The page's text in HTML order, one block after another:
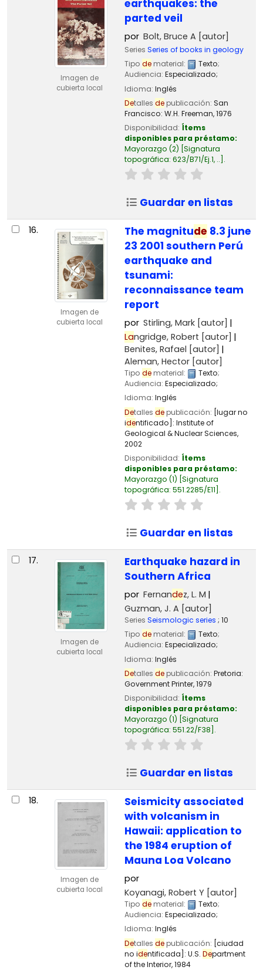
Imagen de
cubierta local
earthquakes: the
parted veil
por Bolt, Bruce A [autor]
Series Series of books in geology
Tipo dematerial: Texto;
Audiencia: Especializado;
Idioma: Inglés
Detalles depublicación: San
Francisco: W.H. Freeman,1976
Disponibilidad: Ítems
disponibles para préstamo:
Mayorazgo (2) Signatura
topográfica: 623/B71/Ej.1, .. .
Guardar en listas
16.
Imagen de
cubierta local
The magnitude 8.3 june
23 2001 southern Perú
earthquake and
tsunami:
reconnaissance team
report
por Stirling, Mark[autor]
Langridge, Robert [autor]
Benites, Rafael [autor]
Aleman, Hector[autor]
Tipo dematerial: Texto;
Audiencia: Especializado;
Idioma: Inglés
Detalles depublicación: [lugar no
identificado]: Institute of
Geological & Nuclear Sciences,
2002
Disponibilidad: Ítems
disponibles para préstamo:
Mayorazgo (1) Signatura
topográfica: 551.2285/E11 .
Guardar en listas
17.
Imagen de
cubierta local
Earthquake hazard in
Southern Africa
por Fernandez, L. M
Guzman, J. A [autor]
Series Seismologic series ; 10
Tipo dematerial: Texto;
Audiencia: Especializado;
Idioma: Inglés
Detalles depublicación: Pretoria:
Government Printer,1979
Disponibilidad: Ítems
disponibles para préstamo:
Mayorazgo (1) Signatura
topográfica: 551.22/F38 .
Guardar en listas
18.
Imagen de
cubierta local
Seismicity associated
with volcanism in
Hawaii: application to
the 1984 eruption of
Mauna Loa Volcano
por
Koyanagi, Robert Y [autor]
Tipo dematerial: Texto;
Audiencia: Especializado;
Idioma: Inglés
Detalles depublicación: [ciudad
no identificada]: U.S. Department
of the Interior,1984